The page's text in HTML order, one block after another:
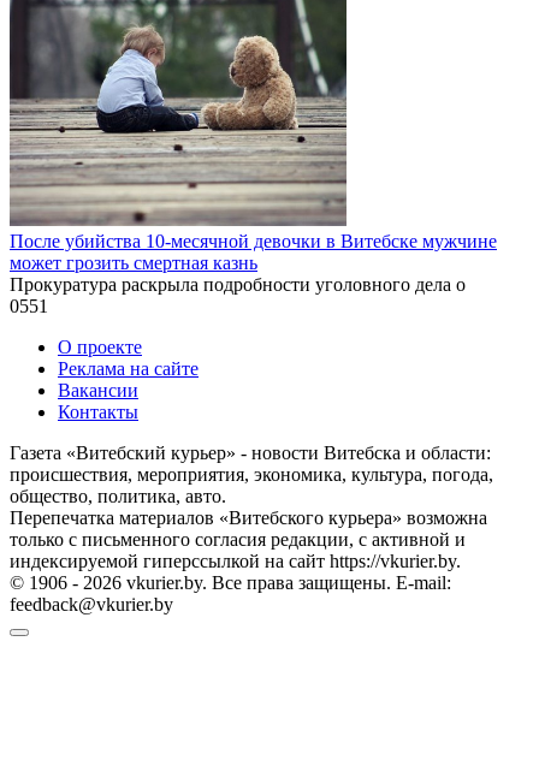
После убийства 10-месячной девочки в Витебске мужчине
может грозить смертная казнь
Прокуратура раскрыла подробности уголовного дела о
0551
О проекте
Реклама на сайте
Вакансии
Контакты
Газета «Витебский курьер» - новости Витебска и области:
происшествия, мероприятия, экономика, культура, погода,
общество, политика, авто.
Перепечатка материалов «Витебского курьера» возможна
только с письменного согласия редакции, с активной и
индексируемой гиперссылкой на сайт https://vkurier.by.
© 1906 - 2026 vkurier.by. Все права защищены. E-mail:
feedback@vkurier.by